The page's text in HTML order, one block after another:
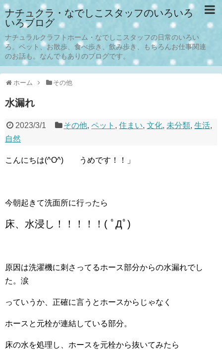
ナチュクラ・なでしこスタッフのいろいろ
いろブログ
ナチュラルクラフトホーム・なでしこスタッフの日常のいろい
ろ。ペット、お散歩、食べ歩き、飲み歩き、もちろんお仕事関連
のお話も。なんでもありのブログです。
ホーム その他
水漏れ
2023/3/1 その他,ペット ,住まい,文化, 未分類,生活,
自然
こんにちは(^O^) うめです！！」
今朝起きて洗面所に行ったら
床、水浸し！！！！！( ﾟДﾟ)
原因は洗濯機に刺さってるホース部分からの水漏れでし
た。涙
っていうか、正確に言うとホースからじゃなく
ホースと元栓が連結している部分。
床の水を処理し、ホースを元栓から抜いてみたら